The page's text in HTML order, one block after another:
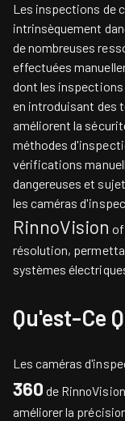
Les inspections de
intrinsèquement
de nombreuses
effectuées
dont les
en introduisant des
améliorent la
méthodes
vérifications
dangereuses et
les caméras
RinnoVision
résolution,
systèmes
Qu'est-Ce
Les caméras
360 de
améliorer la